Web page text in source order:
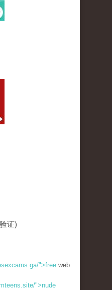
证)
">free web
">nude